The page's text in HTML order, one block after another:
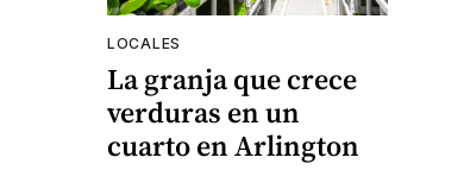
LOCALES
La granja que crece
verduras en un
cuarto en Arlington